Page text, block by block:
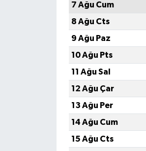
7 Ağu Cum
8 Ağu Cts
9 Ağu Paz
10 Ağu Pts
11 Ağu Sal
12 Ağu Çar
13 Ağu Per
14 Ağu Cum
15 Ağu Cts